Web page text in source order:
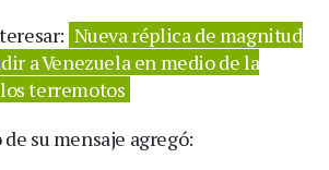
Nueva réplica de magnitud
a Venezuela en medio de la
terremotos
su mensaje agregó: